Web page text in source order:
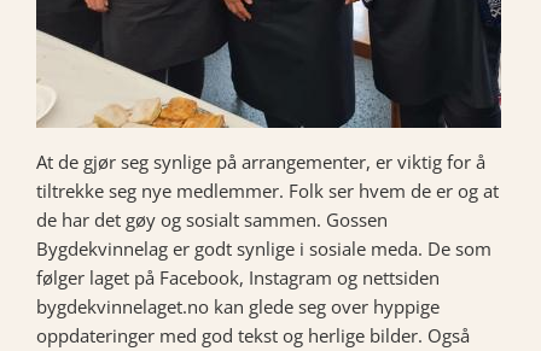
At de gjør seg synlige på arrangementer, er viktig for å
tiltrekke seg nye medlemmer. Folk ser hvem de er og at
de har det gøy og sosialt sammen. Gossen
Bygdekvinnelag er godt synlige i sosiale meda. De som
følger laget på Facebook, Instagram og nettsiden
bygdekvinnelaget.no kan glede seg over hyppige
oppdateringer med god tekst og herlige bilder. Også